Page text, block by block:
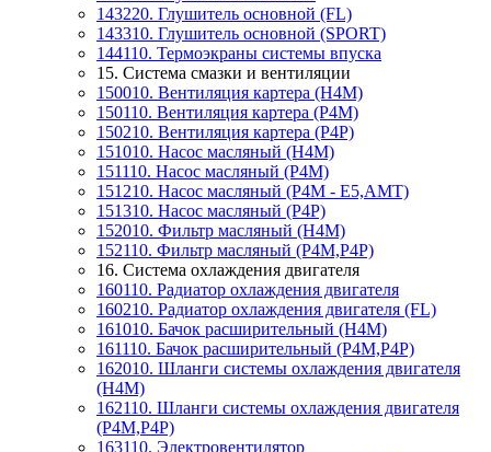
143220. Глушитель основной (FL)
143310. Глушитель основной (SPORT)
144110. Термоэкраны системы впуска
15. Система смазки и вентиляции
150010. Вентиляция картера (Н4М)
150110. Вентиляция картера (P4M)
150210. Вентиляция картера (P4P)
151010. Насос масляный (Н4М)
151110. Насос масляный (P4M)
151210. Насос масляный (P4M - Е5,АМТ)
151310. Насос масляный (P4P)
152010. Фильтр масляный (Н4М)
152110. Фильтр масляный (P4M,P4P)
16. Система охлаждения двигателя
160110. Радиатор охлаждения двигателя
160210. Радиатор охлаждения двигателя (FL)
161010. Бачок расширительный (H4M)
161110. Бачок расширительный (P4M,P4P)
162010. Шланги системы охлаждения двигателя
(H4M)
162110. Шланги системы охлаждения двигателя
(P4M,P4P)
163110. Электровентилятор